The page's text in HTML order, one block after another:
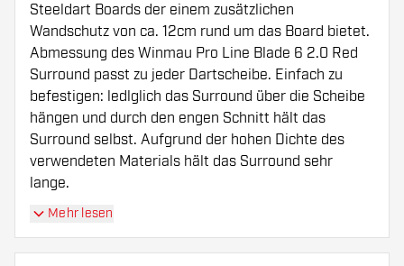
Steeldart Boards der einem zusätzlichen
Wandschutz von ca. 12cm rund um das Board bietet.
Abmessung des Winmau Pro Line Blade 6 2.0 Red
Surround passt zu jeder Dartscheibe. Einfach zu
befestigen: ledlglich das Surround über die Scheibe
hängen und durch den engen Schnitt hält das
Surround selbst. Aufgrund der hohen Dichte des
verwendeten Materials hält das Surround sehr
lange.
wird ohne Dartscheibe geliefert.
Mehr lesen